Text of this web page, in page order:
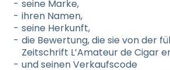
seine Marke,
ihren Namen,
seine Herkunft,
die Bewertung, die sie von der
Zeitschrift L’Amateur de Cigar
und seinen Verkaufscode